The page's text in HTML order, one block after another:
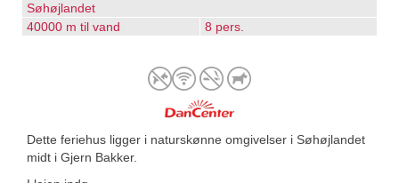
Søhøjlandet
40000 m til vand
8 pers.
Dette feriehus ligger i naturskønne omgivelser i Søhøjlandet
midt i Gjern Bakker.